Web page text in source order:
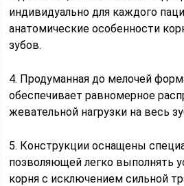
индивидуально для каждого
анатомические особенности
зубов.
4. Продуманная до мелочей
обеспечивает равномерное
жевательной нагрузки на весь
5. Конструкции оснащены
позволяющей легко выполнять
корня с исключением сильной